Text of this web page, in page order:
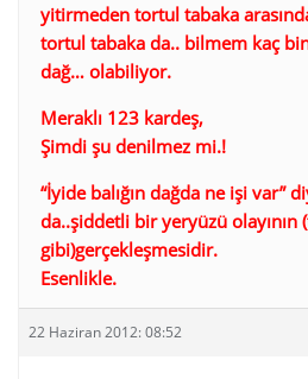
yitirmeden tortul tabaka
tortul tabaka da.. bilmem kaç
dağ… olabiliyor.
Meraklı 123 kardeş,
Şimdi şu denilmez mi.!
“İyide balığın dağda ne işi var”
da..şiddetli bir yeryüzü olayının
gibi)gerçekleşmesidir.
Esenlikle.
22 Haziran 2012: 08:52